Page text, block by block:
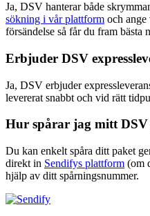
Ja, DSV hanterar både
sökning i vår plattform och
försändelse så får du fram bästa
Erbjuder DSV
Ja, DSV erbjuder
levererat snabbt och vid rätt
Hur spårar jag mitt DSV
Du kan enkelt spåra ditt paket
direkt in Sendifys plattform (om
hjälp av ditt spårningsnummer.